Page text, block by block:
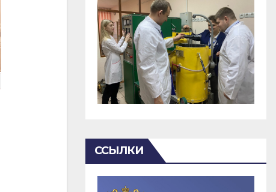
ССЫЛКИ